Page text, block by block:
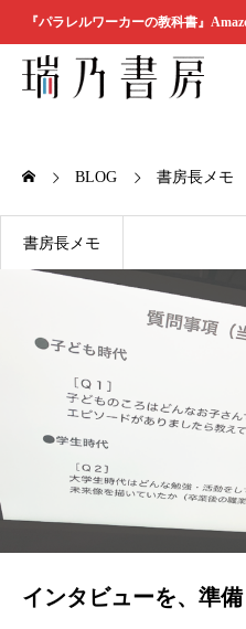
『パラレルワーカーの教科書』
書店の方へ 瑞乃
BOOK
MESSAGE
代表者メッセージ
COMPANY
ORDER
ご注文方法
INTERVIEWS
著者インタビュー
NEWS
BLOG 書房長メモ
書房長メモ
インタビューを、準備